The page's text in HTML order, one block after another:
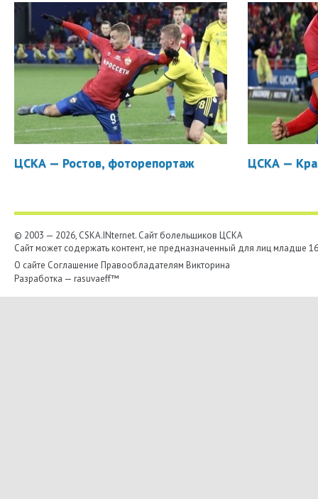
ЦСКА — Ростов, фоторепортаж ЦСКА —
© 2003 — 2026, CSKA.INternet. Cайт болельщиков ЦСКА
Сайт может содержать контент, не предназначенный для лиц младше
О сайте Соглашение Правообладателям Викторина
Разработка — rasuvaeff™